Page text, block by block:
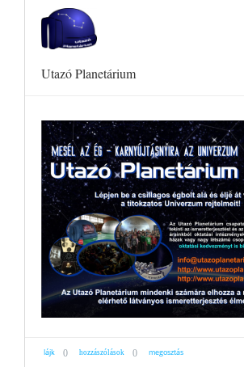
Utazó Planetárium
lájk 0 hozzászólások 0 megosztás